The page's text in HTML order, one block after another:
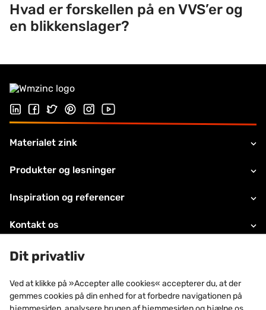
Hvad er forskellen på en VVS’er og
en blikkenslager?
Følg os på Linkedin
Følg os på Facebook
Follow us on Twitter
Follow us on Pinterest
Følg os på Instragram
Visit our Youtube channel
Materialet zink
Produkter og løsninger
Inspiration og referencer
Kontakt os
Juridiske oplysninger
Teknisk support
Om VMZINC
Dit privatliv
Ved at klikke på »Accepter alle cookies« accepterer du, at der
gemmes cookies på din enhed for at forbedre navigationen på